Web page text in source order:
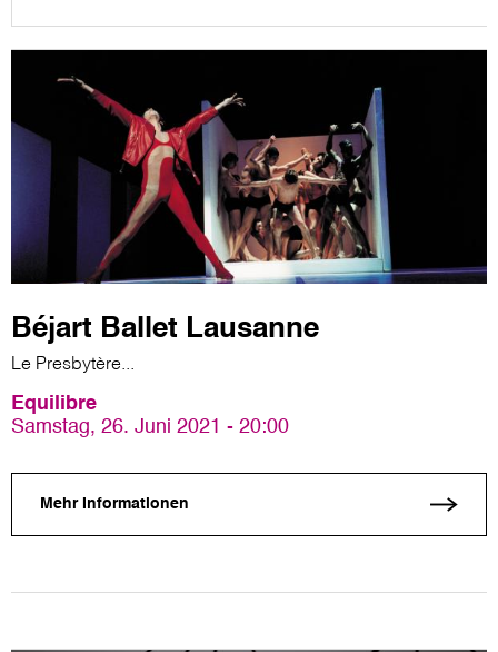
Béjart Ballet Lausanne
Le Presbytère...
Equilibre
Samstag, 26. Juni 2021 - 20:00
Mehr Informationen